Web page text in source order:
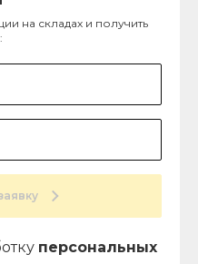
на складах и получить
персональных